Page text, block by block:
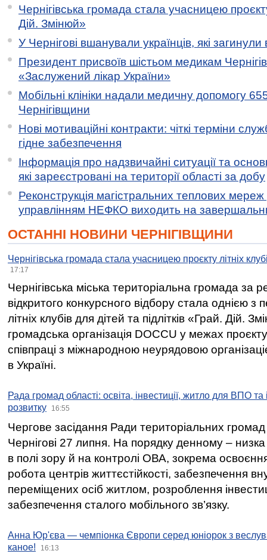
Чернігівська громада стала учасницею
Дій. Змінюй»
У Чернігові вшанували українців, які загинули
Президент присвоїв шістьом медикам
«Заслужений лікар України»
Мобільні клініки надали медичну допомогу
Чернігівщини
Нові мотиваційні контракти: чіткі терміни
гідне забезпечення
Інформація про надзвичайні ситуації та
які зареєстровані на території області за добу
Реконструкція магістральних теплових мереж
управлінням НЕФКО виходить на
ОСТАННІ НОВИНИ ЧЕРНІГІВЩИНИ
Чернігівська громада стала учасницею проєкту літніх
17:17
Чернігівська міська територіальна громада за
відкритого конкурсного відбору стала однією
літніх клубів для дітей та підлітків «Грай. Дій.
громадська організація DOCCU у межах
співпраці з міжнародною неурядовою
в Україні.
Рада громад області: освіта, інвестиції, житло для ВПО
розвитку
16:55
Чергове засідання Ради територіальних громад
Чернігові 27 липня. На порядку денному –
в полі зору й на контролі ОВА, зокрема освоєння
робота центрів життєстійкості, забезпечення
переміщених осіб житлом, розроблення
забезпечення сталого мобільного зв’язку.
Анна Юр'єва — чемпіонка Європи серед юніорок з
каное!
16:13